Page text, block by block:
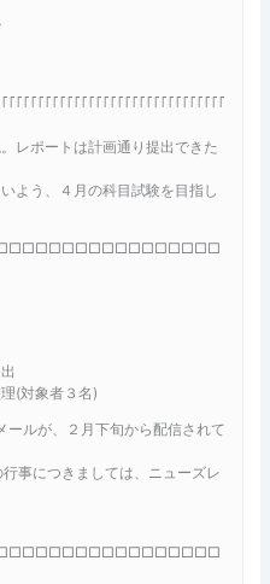
｢｢｢｢｢｢｢｢｢｢｢｢｢｢｢｢｢｢｢｢｢｢｢｢｢｢｢｢｢｢
レポートは計画通り提出できた
よう、４月の科目試験を目指し
(対象者３名)
ールが、２月下旬から配信されて
事につきましては、ニューズレ